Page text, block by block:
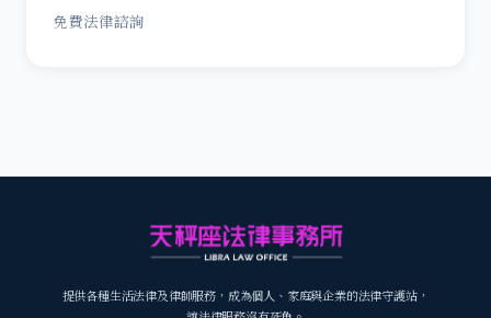
免費法律諮詢
提供各種生活法律及律師服務，成為個人、家庭與企業的法律守護站，